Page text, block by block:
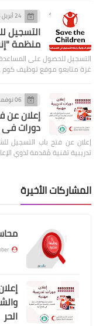
24 أبريل 2025
التسجيل
منظمة
التسجيل للحصول على
غزة متابعو موقع توظيف كوم
06 نوفمبر 2025
إعلان عن
دورات في
إعلان عن فتح باب التسجيل
تدريبية تقنية مُقدمة لذوي
المشاركات الأخيرة
الحر